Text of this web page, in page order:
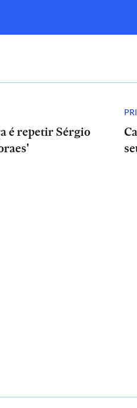
é repetir Sérgio